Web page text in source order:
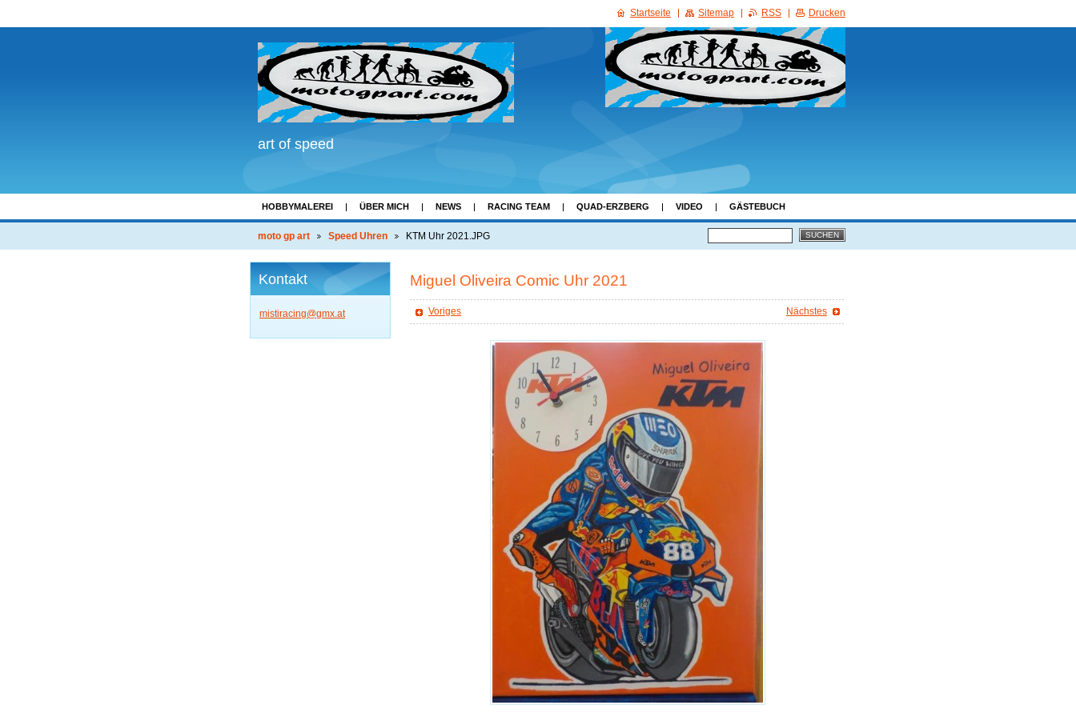
art of speed
HOBBYMALEREI ÜBER MICH NEWS RACING TEAM QUAD-ERZBERG VIDEO GÄSTEBUCH
moto gp art Speed Uhren KTM Uhr 2021.JPG
Miguel Oliveira Comic Uhr 2021
Voriges Nächstes
Kontakt
mistiracing@gmx.at
Startseite Sitemap RSS Drucken